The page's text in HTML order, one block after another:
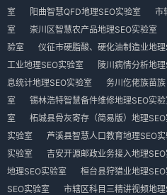
室
阳曲智慧QFD地理SEO实验室
市
室
崇川区智慧农产品地理SEO实验室
验室
仪征市硬脂酸、硬化油制造业地
工业地理SEO实验室
陵川病情分析地
息统计地理SEO实验室
务川仡佬族苗
室
锡林浩特智慧备件维修地理SEO实
室
柘城县骨灰寄存（简易版）地理
实验室
芦溪县智慧人口教育地理SEO
实验室
吉安开源邮政业务接入地理
地理SEO实验室
桓台县狩猎业地理
SEO实验室
市辖区科目三精讲视频地